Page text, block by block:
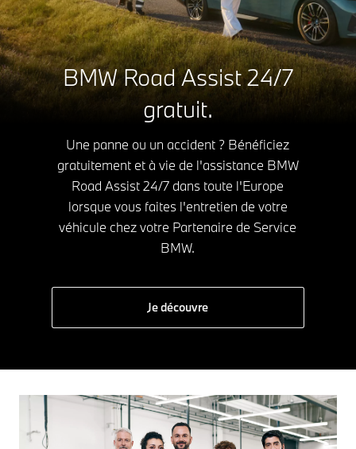
BMW Road Assist 24/7
gratuit.
Une panne ou un accident ? Bénéficiez
gratuitement et à vie de l'assistance BMW
Road Assist 24/7 dans toute l'Europe
lorsque vous faites l'entretien de votre
véhicule chez votre Partenaire de Service
BMW.
Je découvre